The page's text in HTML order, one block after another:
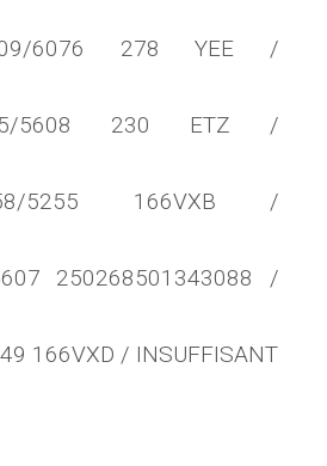
6076 278 YEE /
5608 230 ETZ /
5255 166VXB /
250268501343088 /
166VXD / INSUFFISANT